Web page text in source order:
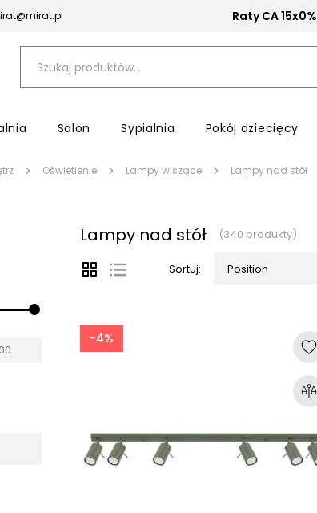
Raty CA 15x0%
Salon Sypialnia Pokój dziecięcy
Oświetlenie Lampy wiszące Lampy nad stół
Lampy nad stół (340 produkty)
Sortuj:
-4%